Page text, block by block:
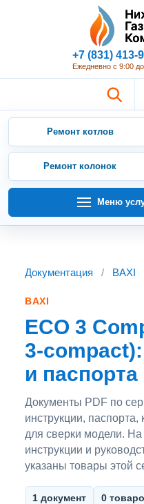
+7 (831) 413-
Ежедневно с 9:00
Ремонт котлов
Ремонт колонок
Меню
Документация / BAXI
BAXI
ECO 3
3-
и паспорта
Документы PDF по
инструкции, паспорта,
для сверки модели.
инструкции и
указаны товары этой
1 документ 0